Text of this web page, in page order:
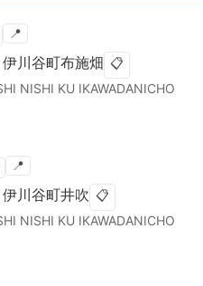
📍
伊川谷町布施畑 📋
NISHI KU IKAWADANICHO
📍
伊川谷町井吹 📋
NISHI KU IKAWADANICHO